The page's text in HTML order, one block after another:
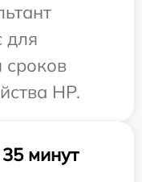
для
сроков
HP.
минут